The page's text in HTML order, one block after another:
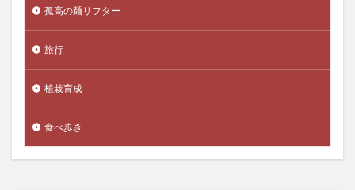
孤高の麺リフター
旅行
植栽育成
食べ歩き